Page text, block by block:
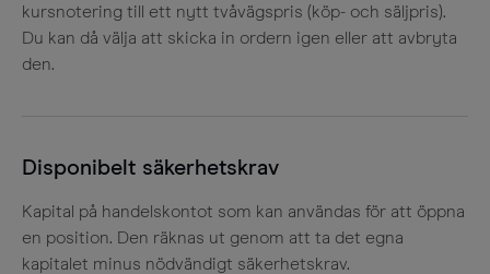
kursnotering till ett nytt tvåvägspris (köp- och säljpris).
Du kan då välja att skicka in ordern igen eller att avbryta
den.
Disponibelt säkerhetskrav
Kapital på handelskontot som kan användas för att öppna
en position. Den räknas ut genom att ta det egna
kapitalet minus nödvändigt säkerhetskrav.